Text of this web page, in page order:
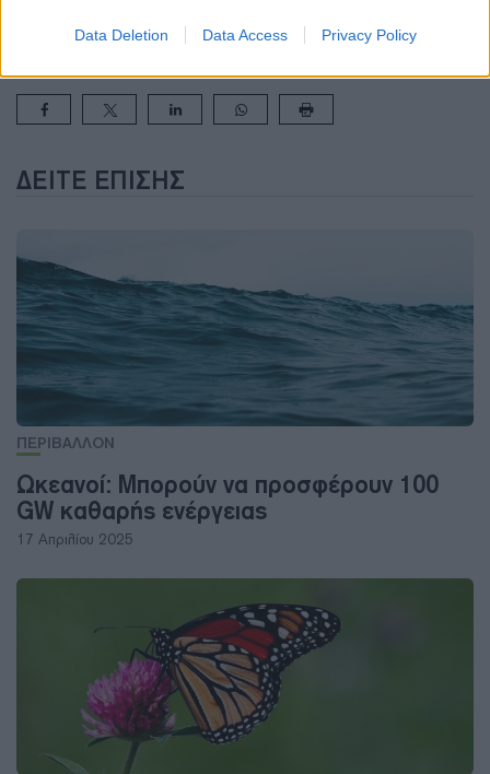
Data Deletion Data Access Privacy Policy
ΛΙΜΝΕΣ
ΔΕΊΤΕ ΕΠΊΣΗΣ
ΠΕΡΙΒΑΛΛΟΝ
Ωκεανοί: Μπορούν να προσφέρουν 100
GW καθαρής ενέργειας
17 Απριλίου 2025